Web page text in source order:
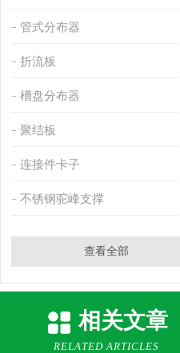
管式分布器
折流板
槽盘分布器
聚结板
连接件卡子
不锈钢驼峰支撑
查看全部
相关文章
RELATED ARTICLES